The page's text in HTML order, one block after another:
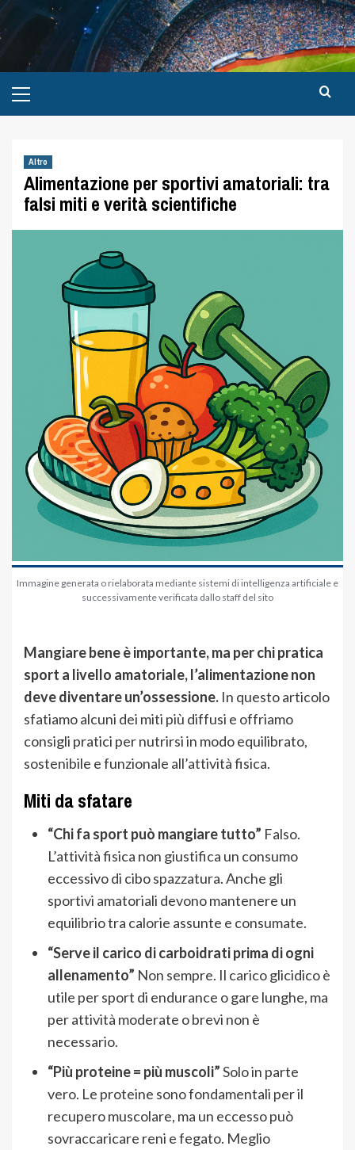
Altro
Alimentazione per sportivi amatoriali: tra
falsi miti e verità scientifiche
Immagine generata o rielaborata mediante sistemi di intelligenza artificiale e
successivamente verificata dallo staff del sito
Mangiare bene è importante, ma per chi pratica
sport a livello amatoriale, l’alimentazione non
deve diventare un’ossessione. In questo articolo
sfatiamo alcuni dei miti più diffusi e offriamo
consigli pratici per nutrirsi in modo equilibrato,
sostenibile e funzionale all’attività fisica.
Miti da sfatare
“Chi fa sport può mangiare tutto” Falso.
L’attività fisica non giustifica un consumo
eccessivo di cibo spazzatura. Anche gli
sportivi amatoriali devono mantenere un
equilibrio tra calorie assunte e consumate.
“Serve il carico di carboidrati prima di ogni
allenamento” Non sempre. Il carico glicidico è
utile per sport di endurance o gare lunghe, ma
per attività moderate o brevi non è
necessario.
“Più proteine = più muscoli”Solo in parte
vero. Le proteine sono fondamentali per il
recupero muscolare, ma un eccesso può
sovraccaricare reni e fegato. Meglio